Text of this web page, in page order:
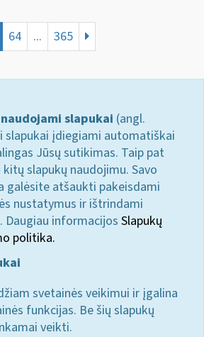
64 ... 365
slapukai (angl.
slapukai įdiegiami automatiškai
Jūsų sutikimas. Taip pat
slapukų naudojimu. Savo
galėsite atšaukti pakeisdami
nustatymus ir ištrindami
Daugiau informacijos Slapukų
politika.
svetainės veikimui ir įgalina
funkcijas. Be šių slapukų
veikti.